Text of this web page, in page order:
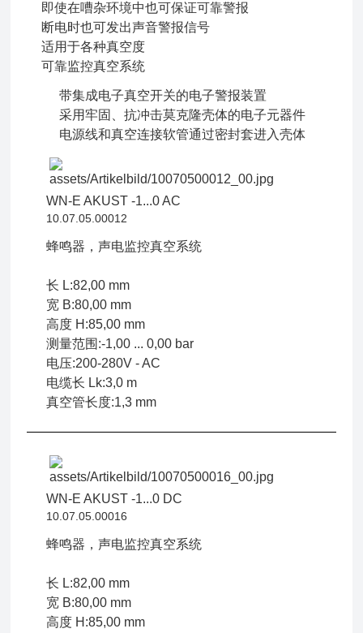
即使在嘈杂环境中也可保证可靠警报
断电时也可发出声音警报信号
适用于各种真空度
可靠监控真空系统
带集成电子真空开关的电子警报装置
采用牢固、抗冲击莫克隆壳体的电子元器件
电源线和真空连接软管通过密封套进入壳体
WN-E AKUST -1...0 AC
10.07.05.00012
蜂鸣器，声电监控真空系统
长 L:82,00 mm
宽 B:80,00 mm
高度 H:85,00 mm
测量范围:-1,00 ... 0,00 bar
电压:200-280V - AC
电缆长 Lk:3,0 m
真空管长度:1,3 mm
WN-E AKUST -1...0 DC
10.07.05.00016
蜂鸣器，声电监控真空系统
长 L:82,00 mm
宽 B:80,00 mm
高度 H:85,00 mm